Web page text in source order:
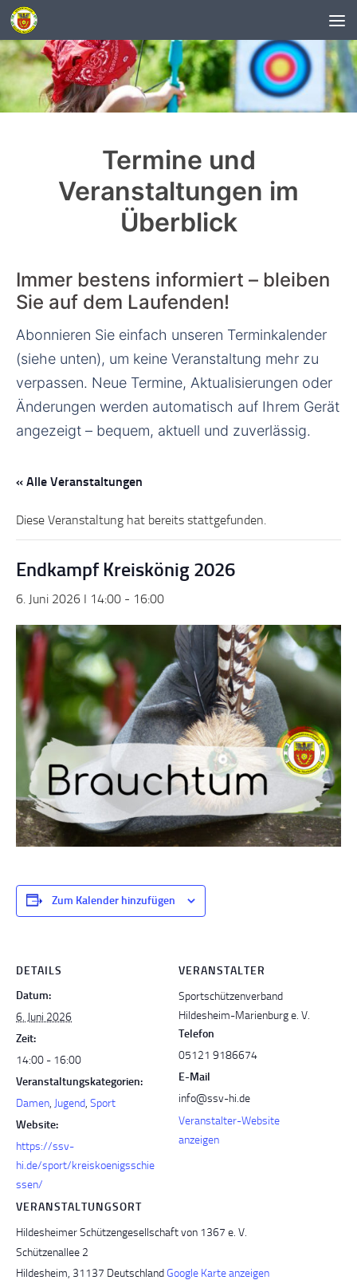
Unter dem Inhalt
Termine und
Veranstaltungen im
Überblick
Immer bestens informiert – bleiben
Sie auf dem Laufenden!
Abonnieren Sie einfach unseren Terminkalender
(siehe unten), um keine Veranstaltung mehr zu
verpassen. Neue Termine, Aktualisierungen oder
Änderungen werden automatisch auf Ihrem Gerät
angezeigt – bequem, aktuell und zuverlässig.
« Alle Veranstaltungen
Diese Veranstaltung hat bereits stattgefunden.
Endkampf Kreiskönig 2026
6. Juni 2026 I 14:00 - 16:00
Zum Kalender hinzufügen
DETAILS
Datum:
6. Juni 2026
Zeit:
14:00 - 16:00
Veranstaltungskategorien:
Damen, Jugend, Sport
Website:
https://ssv-
hi.de/sport/kreiskoenigsschie
ssen/
VERANSTALTUNGSORT
Hildesheimer Schützengesellschaft von 1367 e. V.
Schützenallee 2
Hildesheim, 31137 DeutschlandGoogle Karte anzeigen
VERANSTALTER
Sportschützenverband
Hildesheim-Marienburg e. V.
Telefon
05121 9186674
E-Mail
info@ssv-hi.de
Veranstalter-Website
anzeigen